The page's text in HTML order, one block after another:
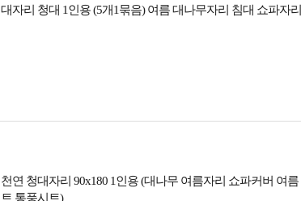
대자리 청대 1인용 (5개1묶음) 여름 대나무자리 침대 쇼파자리
천연 청대자리 90x180 1인용 (대나무 여름자리 쇼파커버 여름
트 통풍시트)